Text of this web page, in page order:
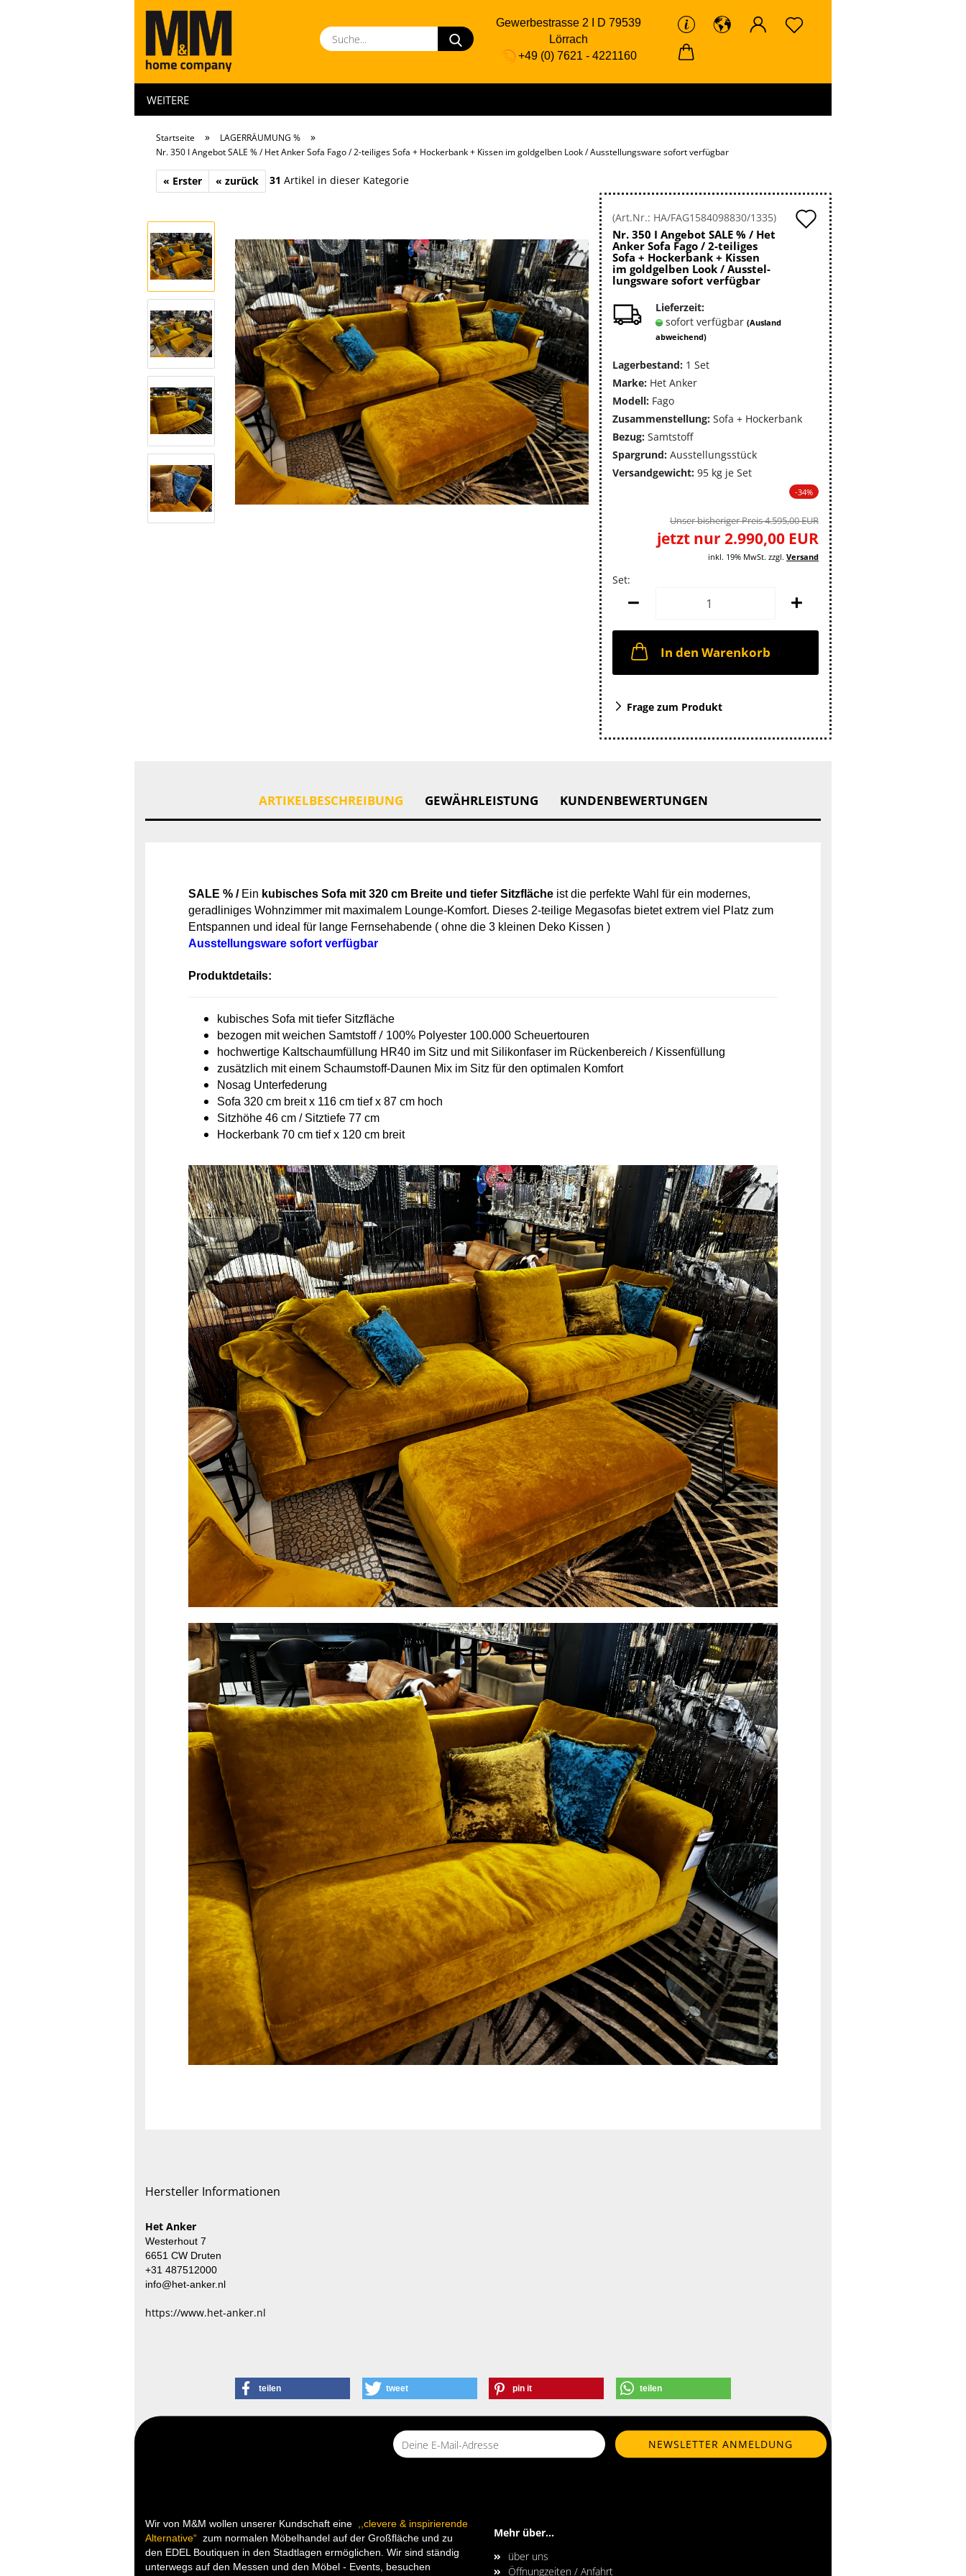
Suche...
Gewerbestrasse 2 I D 79539
Lörrach
+49 (0) 7621 - 4221160
WEITERE
Startseite » LAGERRÄUMUNG % »
Nr. 350 I Angebot SALE % / Het Anker Sofa Fago / 2-teiliges Sofa + Hockerbank + Kissen im goldgelben Look / Ausstellungsware sofort verfügbar
« Erster « zurück 31 Artikel in dieser Kategorie
(Art.Nr.: HA/FAG1584098830/1335)
Auf
den
Merkzettel
Nr. 350 I An­ge­bot SALE % / Het
Anker Sofa Fago / 2-​teiliges
Sofa + Ho­cker­bank + Kis­sen
im gold­gel­ben Look / Aus­stel­
lungs­wa­re so­fort ver­füg­bar
Lieferzeit:
sofort verfügbar (Ausland
abweichend)
Lagerbestand: 1 Set
Marke: Het Anker
Modell: Fago
Zusammenstellung: Sofa + Hockerbank
Bezug: Samtstoff
Spargrund: Ausstellungsstück
Versandgewicht: 95kg je Set
-34%
Unser bisheriger Preis 4.595,00 EUR
jetzt nur 2.990,00 EUR
inkl. 19% MwSt. zzgl. Versand
Set:
In den Warenkorb
Frage zum Produkt
ARTIKELBESCHREIBUNG GEWÄHRLEISTUNG KUNDENBEWERTUNGEN
SALE % / Ein kubisches Sofa mit 320 cm Breite und tiefer Sitzfläche ist die perfekte Wahl für ein modernes,
geradliniges Wohnzimmer mit maximalem Lounge-Komfort. Dieses 2-teilige Megasofas bietet extrem viel Platz zum
Entspannen und ideal für lange Fernsehabende ( ohne die 3 kleinen Deko Kissen )
Ausstellungsware sofort verfügbar
Produktdetails:
kubisches Sofa mit tiefer Sitzfläche
bezogen mit weichen Samtstoff/ 100% Polyester 100.000 Scheuertouren
hochwertige Kaltschaumfüllung HR40 im Sitz und mit Silikonfaser im Rückenbereich / Kissenfüllung
zusätzlich mit einem Schaumstoff-Daunen Mix im Sitz für den optimalen Komfort
Nosag Unterfederung
Sofa 320 cm breit x 116 cm tief x 87 cm hoch
Sitzhöhe 46 cm / Sitztiefe 77 cm
Hockerbank 70 cm tief x 120 cm breit
Hersteller Informationen
Het Anker
Westerhout 7
6651 CW Druten
+31 487512000
info@het-anker.nl
https://www.het-anker.nl
teilen tweet pin it teilen
Wir von M&M wollen unserer Kundschaft eine ,,clevere & inspirierende
Alternative“ zum normalen Möbelhandel auf der Großfläche und zu
den EDEL Boutiquen in den Stadtlagen ermöglichen. Wir sind ständig
unterwegs auf den Messen und den Möbel - Events, besuchen
Mehr über...
über uns
Öffnungzeiten / Anfahrt